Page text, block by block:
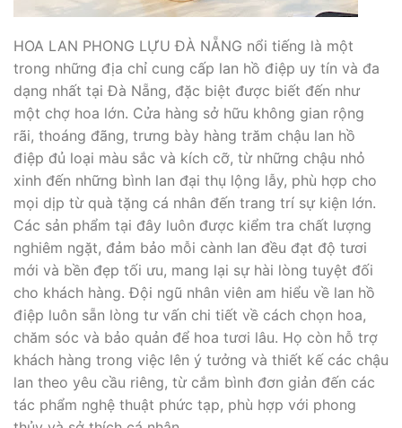
HOA LAN PHONG LỰU ĐÀ NẴNG nổi tiếng là một
trong những địa chỉ cung cấp lan hồ điệp uy tín và đa
dạng nhất tại Đà Nẵng, đặc biệt được biết đến như
một chợ hoa lớn. Cửa hàng sở hữu không gian rộng
rãi, thoáng đãng, trưng bày hàng trăm chậu lan hồ
điệp đủ loại màu sắc và kích cỡ, từ những chậu nhỏ
xinh đến những bình lan đại thụ lộng lẫy, phù hợp cho
mọi dịp từ quà tặng cá nhân đến trang trí sự kiện lớn.
Các sản phẩm tại đây luôn được kiểm tra chất lượng
nghiêm ngặt, đảm bảo mỗi cành lan đều đạt độ tươi
mới và bền đẹp tối ưu, mang lại sự hài lòng tuyệt đối
cho khách hàng. Đội ngũ nhân viên am hiểu về lan hồ
điệp luôn sẵn lòng tư vấn chi tiết về cách chọn hoa,
chăm sóc và bảo quản để hoa tươi lâu. Họ còn hỗ trợ
khách hàng trong việc lên ý tưởng và thiết kế các chậu
lan theo yêu cầu riêng, từ cắm bình đơn giản đến các
tác phẩm nghệ thuật phức tạp, phù hợp với phong